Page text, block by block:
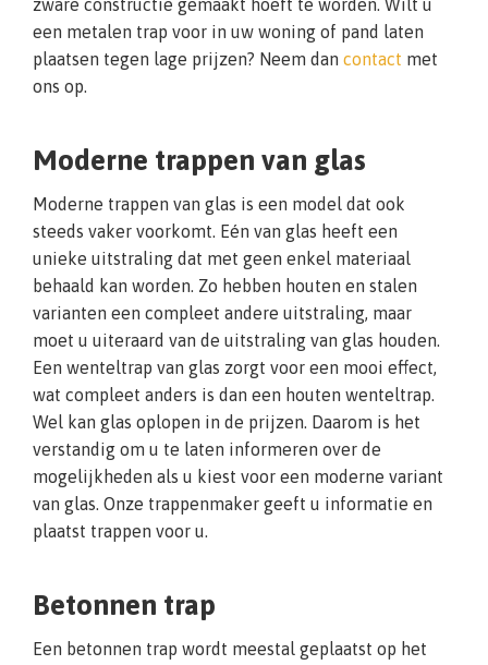
zware constructie gemaakt hoeft te worden. Wilt u
een metalen trap voor in uw woning of pand laten
plaatsen tegen lage prijzen? Neem dan contact met
ons op.
Moderne trappen van glas
Moderne trappen van glas is een model dat ook
steeds vaker voorkomt. Eén van glas heeft een
unieke uitstraling dat met geen enkel materiaal
behaald kan worden. Zo hebben houten en stalen
varianten een compleet andere uitstraling, maar
moet u uiteraard van de uitstraling van glas houden.
Een wenteltrap van glas zorgt voor een mooi effect,
wat compleet anders is dan een houten wenteltrap.
Wel kan glas oplopen in de prijzen. Daarom is het
verstandig om u te laten informeren over de
mogelijkheden als u kiest voor een moderne variant
van glas. Onze trappenmaker geeft u informatie en
plaatst trappen voor u.
Betonnen trap
Een betonnen trap wordt meestal geplaatst op het